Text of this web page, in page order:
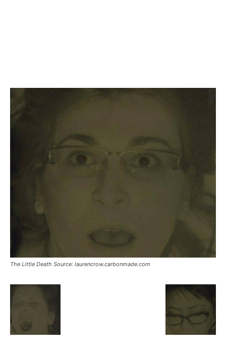
The Little Death Source: laurencrow.carbonmade.com